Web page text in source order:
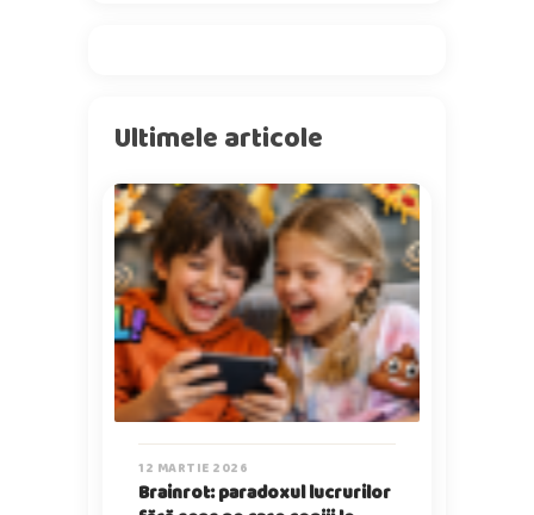
Ultimele articole
12 MARTIE 2026
Brainrot: paradoxul lucrurilor